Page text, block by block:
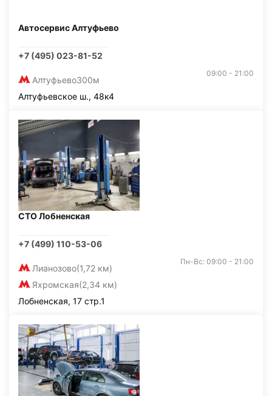
Автосервис Алтуфьево
+7 (495) 023-81-52
Алтуфьево300м
09:00 - 21:00
Алтуфьевское ш., 48к4
СТО Лобненская
+7 (499) 110-53-06
Лианозово(1,72 км)
Яхромская(2,34 км)
Пн-Вс: 09:00 - 21:00
Лобненская, 17 стр.1